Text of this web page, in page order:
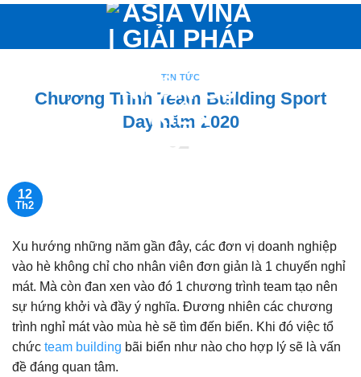
nội
TIN TỨC
Chương Trình Team Building Sport
Day năm 2020
12
Th2
Xu hướng những năm gần đây, các đơn vị doanh nghiệp
vào hè không chỉ cho nhân viên đơn giản là 1 chuyến nghỉ
mát. Mà còn đan xen vào đó 1 chương trình team tạo nên
sự hứng khởi và đầy ý nghĩa. Đương nhiên các chương
trình nghỉ mát vào mùa hè sẽ tìm đến biển. Khi đó việc tổ
chức team building bãi biển như nào cho hợp lý sẽ là vấn
đề đáng quan tâm.